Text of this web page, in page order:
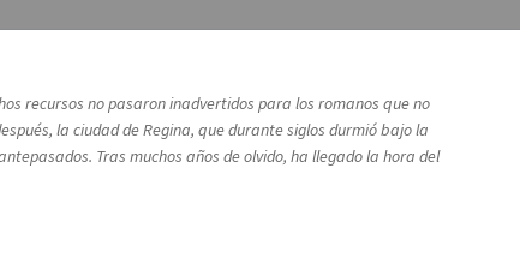
recursos no pasaron inadvertidos para los romanos que no
la ciudad de Regina, que durante siglos durmió bajo la
Tras muchos años de olvido, ha llegado la hora del